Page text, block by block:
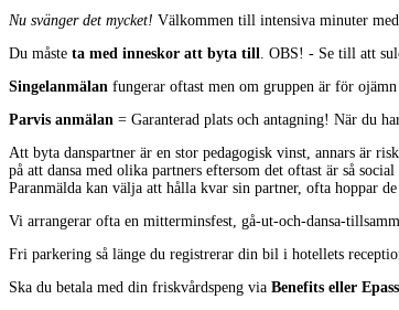
Nu svänger det mycket! Välkommen till intensiva minuter
Du måste ta med inneskor att byta till
. OBS! - Se till att
Singelanmälan fungerar oftast men om gruppen är för
Parvis anmälan = Garanterad plats och antagning! När du
Att byta danspartner är en stor pedagogisk vinst, annars är
på att dansa med olika partners eftersom det oftast är så
Paranmälda kan välja att hålla kvar sin partner, ofta hoppar
Vi arrangerar ofta en mitterminsfest, gå-ut-och-dansa-
Fri parkering så länge du registrerar din bil i hotellets
Ska du betala med din friskvårdspeng via Benefits eller